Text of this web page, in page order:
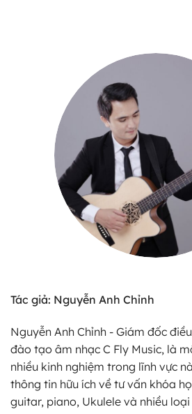
Tác giả: Nguyễn Anh Chỉnh
Nguyễn Anh Chỉnh - Giám đốc
đào tạo âm nhạc C Fly Music, là
nhiều kinh nghiệm trong lĩnh vực
thông tin hữu ích về tư vấn khóa
guitar, piano, Ukulele và nhiều